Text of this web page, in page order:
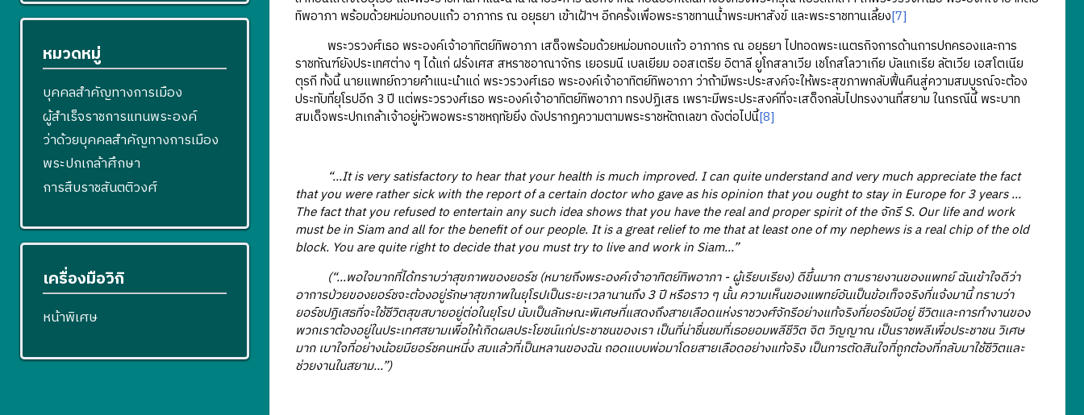
ทิพอาภา พร้อมด้วยหม่อมกอบแก้ว อาภากร ณ อยุธยา เข้าเฝ้าฯ อีกครั้งเพื่อพระราชทานน้ำพระมหาสังข์ และพระราชทานเลี้ยง[7]
พระวรวงศ์เธอ พระองค์เจ้าอาทิตย์ทิพอาภา เสด็จพร้อมด้วยหม่อมกอบแก้ว อาภากร ณ อยุธยา ไปทอดพระเนตรกิจการด้านการปกครองและการ
ราชทัณฑ์ยังประเทศต่าง ๆ ได้แก่ ฝรั่งเศส สหราชอาณาจักร เยอรมนี เบลเยียม ออสเตรีย อิตาลี ยูโกสลาเวีย เชโกสโลวาเกีย บัลแกเรีย ลัตเวีย เอสโตเนีย
ตุรกี ทั้งนี้ นายแพทย์ถวายคำแนะนำแด่ พระวรวงศ์เธอ พระองค์เจ้าอาทิตย์ทิพอาภา ว่าถ้ามีพระประสงค์จะให้พระสุขภาพกลับฟื้นคืนสู่ความสมบูรณ์จะต้อง
ประทับที่ยุโรปอีก 3 ปี แต่พระวรวงศ์เธอ พระองค์เจ้าอาทิตย์ทิพอาภา ทรงปฏิเสธ เพราะมีพระประสงค์ที่จะเสด็จกลับไปทรงงานที่สยาม ในกรณีนี้ พระบาท
สมเด็จพระปกเกล้าเจ้าอยู่หัวพอพระราชหฤทัยยิ่ง ดังปรากฏความตามพระราชหัตถเลขา ดังต่อไปนี้[8]
“…It is very satisfactory to hear that your health is much improved. I can quite understand and very much appreciate the fact
that you were rather sick with the report of a certain doctor who gave as his opinion that you ought to stay in Europe for 3 years …
The fact that you refused to entertain any such idea shows that you have the real and proper spirit of the จักรี S. Our life and work
must be in Siam and all for the benefit of our people. It is a great relief to me that at least one of my nephews is a real chip of the old
block. You are quite right to decide that you must try to live and work in Siam…”
(“...พอใจมากที่ได้ทราบว่าสุขภาพของยอร์ช (หมายถึงพระองค์เจ้าอาทิตย์ทิพอาภา - ผู้เรียบเรียง) ดีขึ้นมาก ตามรายงานของแพทย์ ฉันเข้าใจดีว่า
อาการป่วยของยอร์ชจะต้องอยู่รักษาสุขภาพในยุโรปเป็นระยะเวลานานถึง 3 ปี หรือราว ๆ นั้น ความเห็นของแพทย์อันเป็นข้อเท็จจริงที่แจ้งมานี้ ทราบว่า
ยอร์ชปฏิเสธที่จะใช้ชีวิตสุขสบายอยู่ต่อในยุโรป นับเป็นลักษณะพิเศษที่แสดงถึงสายเลือดแห่งราชวงศ์จักรีอย่างแท้จริงที่ยอร์ชมีอยู่ ชีวิตและการทำงานของ
พวกเราต้องอยู่ในประเทศสยามเพื่อให้เกิดผลประโยชน์แก่ประชาชนของเรา เป็นที่น่าชื่นชมที่เธอยอมพลีชีวิต จิต วิญญาณ เป็นราชพลีเพื่อประชาชน วิเศษ
มาก เบาใจที่อย่างน้อยมียอร์ชคนหนึ่ง สมแล้วที่เป็นหลานของฉัน ถอดแบบพ่อมาโดยสายเลือดอย่างแท้จริง เป็นการตัดสินใจที่ถูกต้องที่กลับมาใช้ชีวิตและ
ช่วยงานในสยาม...”)
หมวดหมู่
บุคคลสำคัญทางการเมือง
ผู้สำเร็จราชการแทนพระองค์
ว่าด้วยบุคคลสำคัญทางการเมือง
พระปกเกล้าศึกษา
การสืบราชสันตติวงศ์
เครื่องมือวิกิ
หน้าพิเศษ